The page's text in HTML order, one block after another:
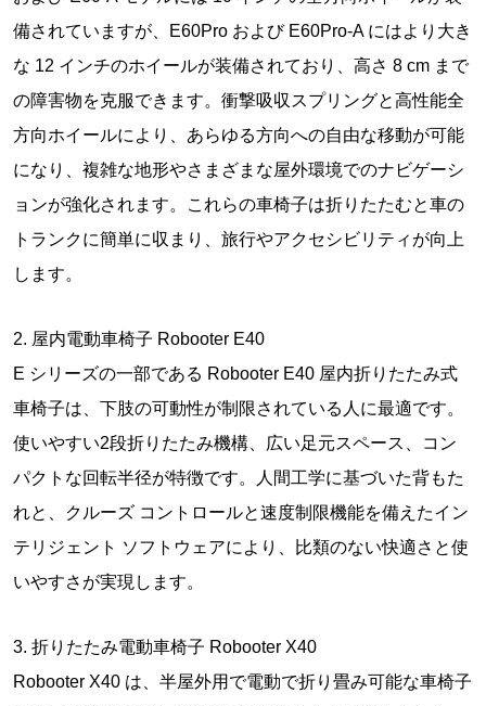
備されていますが、E60Pro および E60Pro-A にはより大き
な 12 インチのホイールが装備されており、高さ 8 cm まで
の障害物を克服できます。衝撃吸収スプリングと高性能全
方向ホイールにより、あらゆる方向への自由な移動が可能
になり、複雑な地形やさまざまな屋外環境でのナビゲーシ
ョンが強化されます。これらの車椅子は折りたたむと車の
トランクに簡単に収まり、旅行やアクセシビリティが向上
します。
2. 屋内電動車椅子 Robooter E40
E シリーズの一部である Robooter E40 屋内折りたたみ式
車椅子は、下肢の可動性が制限されている人に最適です。
使いやすい2段折りたたみ機構、広い足元スペース、コン
パクトな回転半径が特徴です。人間工学に基づいた背もた
れと、クルーズ コントロールと速度制限機能を備えたイン
テリジェント ソフトウェアにより、比類のない快適さと使
いやすさが実現します。
3. 折りたたみ電動車椅子 Robooter X40
Robooter X40 は、半屋外用で電動で折り畳み可能な車椅子